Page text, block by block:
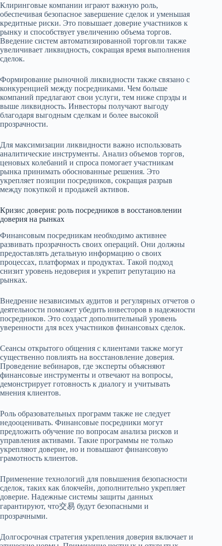
Клиринговые компании играют важную роль,
обеспечивая безопасное завершение сделок и уменьшая
кредитные риски. Это повышает доверие участников к
рынку и способствует увеличению объема торгов.
Введение систем автоматизированной торговли также
увеличивает ликвидность, сокращая время выполнения
сделок.
Формирование рыночной ликвидности также связано с
конкуренцией между посредниками. Чем больше
компаний предлагают свои услуги, тем ниже спрэды и
выше ликвидность. Инвесторы получают выгоду
благодаря выгодным сделкам и более высокой
прозрачности.
Для максимизации ликвидности важно использовать
аналитические инструменты. Анализ объемов торгов,
ценовых колебаний и спроса помогает участникам
рынка принимать обоснованные решения. Это
укрепляет позиции посредников, сокращая разрыв
между покупкой и продажей активов.
Кризис доверия: роль посредников в восстановлении
доверия на рынках
Финансовым посредникам необходимо активнее
развивать прозрачность своих операций. Они должны
предоставлять детальную информацию о своих
процессах, платформах и продуктах. Такой подход
снизит уровень недоверия и укрепит репутацию на
рынках.
Внедрение независимых аудитов и регулярных отчетов о
деятельности поможет убедить инвесторов в надежности
посредников. Это создаст дополнительный уровень
уверенности для всех участников финансовых сделок.
Сеансы открытого общения с клиентами также могут
существенно повлиять на восстановление доверия.
Проведение вебинаров, где эксперты объясняют
финансовые инструменты и отвечают на вопросы,
демонстрирует готовность к диалогу и учитывать
мнения клиентов.
Роль образовательных программ также не следует
недооценивать. Финансовые посредники могут
предложить обучение по вопросам анализа рисков и
управления активами. Такие программы не только
укрепляют доверие, но и повышают финансовую
грамотность клиентов.
Применение технологий для повышения безопасности
сделок, таких как блокчейн, дополнительно укрепляет
доверие. Надежные системы защиты данных
гарантируют, что交易 будут безопасными и
прозрачными.
Долгосрочная стратегия укрепления доверия включает и